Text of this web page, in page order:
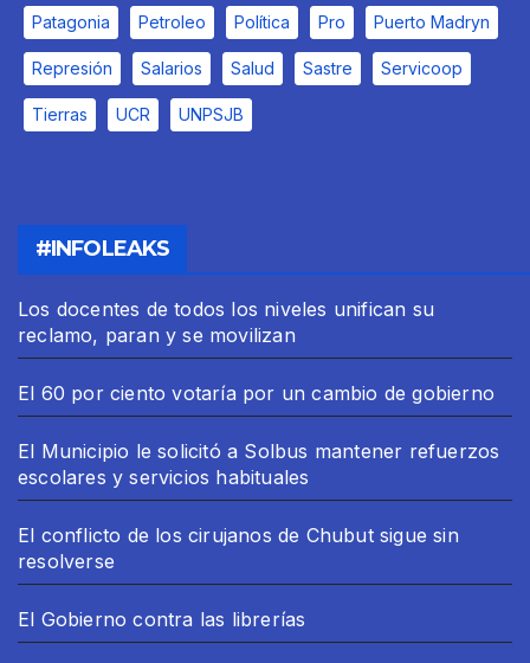
Patagonia Petroleo Política Pro Puerto Madryn
Represión Salarios Salud Sastre Servicoop
Tierras UCR UNPSJB
#INFOLEAKS
Los docentes de todos los niveles unifican su
reclamo, paran y se movilizan
El 60 por ciento votaría por un cambio de gobierno
El Municipio le solicitó a Solbus mantener refuerzos
escolares y servicios habituales
El conflicto de los cirujanos de Chubut sigue sin
resolverse
El Gobierno contra las librerías